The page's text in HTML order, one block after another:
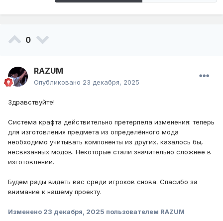
0
RAZUM
Опубликовано 23 декабря, 2025
Здравствуйте!
Система крафта действительно претерпела изменения: теперь
для изготовления предмета из определённого мода
необходимо учитывать компоненты из других, казалось бы,
несвязанных модов. Некоторые стали значительно сложнее в
изготовлении.
Будем рады видеть вас среди игроков снова. Спасибо за
внимание к нашему проекту.
Изменено 23 декабря, 2025 пользователем RAZUM